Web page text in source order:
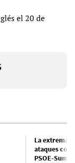
el 20 de
La extrema
ataques
PSOE-Sumar